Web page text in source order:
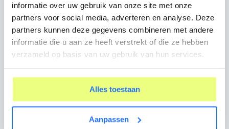
informatie over uw gebruik van onze site met onze
partners voor social media, adverteren en analyse. Deze
partners kunnen deze gegevens combineren met andere
informatie die u aan ze heeft verstrekt of die ze hebben
verzameld op basis van uw gebruik van hun services.
Alles toestaan
Aanpassen
AI
Van hype naar praktijk: AI helpt Rapasso
naar een hoger niveau